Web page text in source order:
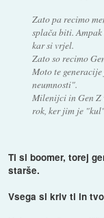
Zato pa recimo
splača biti.
kar si vrjel.
Zato so recimo
Moto te
neumnosti".
Milenijci in Gen Z
rok, ker jim je
Ti si boomer, torej
starše.
Vsega si kriv ti in